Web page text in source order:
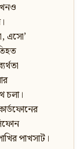
এসো’
চলা।
পাখসাট।